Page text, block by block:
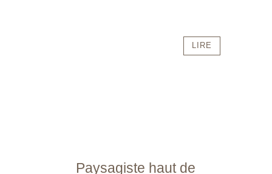
LIRE
Paysagiste haut de